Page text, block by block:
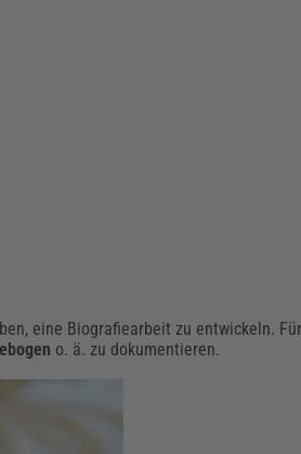
eine Biografiearbeit zu entwickeln. Für
o. ä. zu dokumentieren.